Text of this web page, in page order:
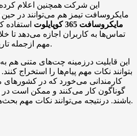
این شرکت همچنین اعلام
مایکروسافت تیمز هم می‌توانند در حین
مایکروسافت 365 کوپایلوت
استفاده
تماس‌ها به کاربران اجازه می‌دهد تا
مهم ازجمله تاریخ‌ها و نام‌ها را دریافت کنند.
این قابلیت درزمینه چت‌های متنی هم
بتوانند نکات مهم پیام‌ها را استخراج
کارمندانی می‌خورد که در کشورهای
گوناگون کار می‌کنند و ممکن است
باشند. درنتیجه می‌توانند نکات مهم بحث‌ها را به‌سرعت دریافت کنند.